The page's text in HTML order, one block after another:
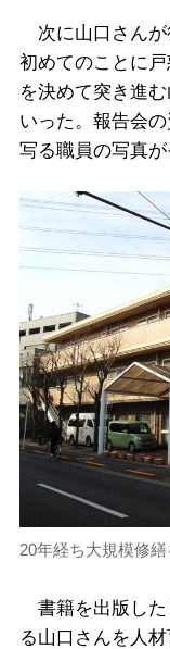
次に山口さんが
初めてのことに
を決めて突き進
いった。報告会
写る職員の写真が
20年経ち大規模修繕
書籍を出版した
る山口さんを人